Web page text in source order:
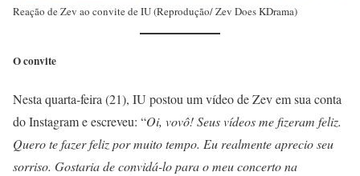
Reação de Zev ao convite de IU (Reprodução/ Zev Does KDrama)
O convite
Nesta quarta-feira (21), IU postou um vídeo de Zev em sua conta
do Instagram e escreveu: “Oi, vovô! Seus vídeos me fizeram feliz.
Quero te fazer feliz por muito tempo. Eu realmente aprecio seu
sorriso. Gostaria de convidá-lo para o meu concerto na